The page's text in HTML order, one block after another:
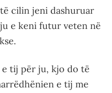
cilin jeni dashuruar
e keni futur veten në
tij për ju, kjo do të
e tij me